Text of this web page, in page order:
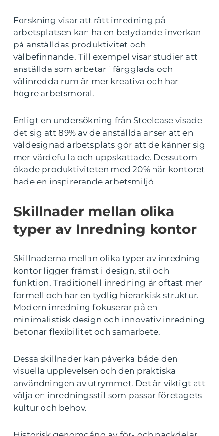
Forskning visar att rätt inredning på
arbetsplatsen kan ha en betydande inverkan
på anställdas produktivitet och
välbefinnande. Till exempel visar studier att
anställda som arbetar i färgglada och
välinredda rum är mer kreativa och har
högre arbetsmoral.
Enligt en undersökning från Steelcase visade
det sig att 89% av de anställda anser att en
väldesignad arbetsplats gör att de känner sig
mer värdefulla och uppskattade. Dessutom
ökade produktiviteten med 20% när kontoret
hade en inspirerande arbetsmiljö.
Skillnader mellan olika
typer av Inredning kontor
Skillnaderna mellan olika typer av inredning
kontor ligger främst i design, stil och
funktion. Traditionell inredning är oftast mer
formell och har en tydlig hierarkisk struktur.
Modern inredning fokuserar på en
minimalistisk design och innovativ inredning
betonar flexibilitet och samarbete.
Dessa skillnader kan påverka både den
visuella upplevelsen och den praktiska
användningen av utrymmet. Det är viktigt att
välja en inredningsstil som passar företagets
kultur och behov.